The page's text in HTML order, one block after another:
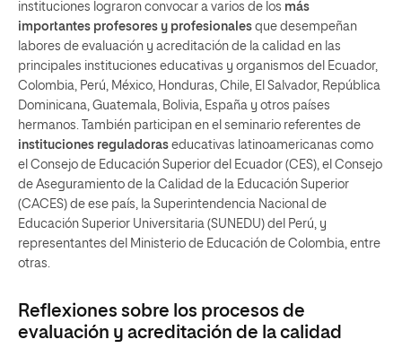
instituciones lograron convocar a varios de los más
importantes profesores y profesionales que desempeñan
labores de evaluación y acreditación de la calidad en las
principales instituciones educativas y organismos del Ecuador,
Colombia, Perú, México, Honduras, Chile, El Salvador, República
Dominicana, Guatemala, Bolivia, España y otros países
hermanos. También participan en el seminario referentes de
instituciones reguladoras educativas latinoamericanas como
el Consejo de Educación Superior del Ecuador (CES), el Consejo
de Aseguramiento de la Calidad de la Educación Superior
(CACES) de ese país, la Superintendencia Nacional de
Educación Superior Universitaria (SUNEDU) del Perú, y
representantes del Ministerio de Educación de Colombia, entre
otras.
Reflexiones sobre los procesos de
evaluación y acreditación de la calidad